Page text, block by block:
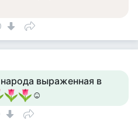
выраженная в
☺